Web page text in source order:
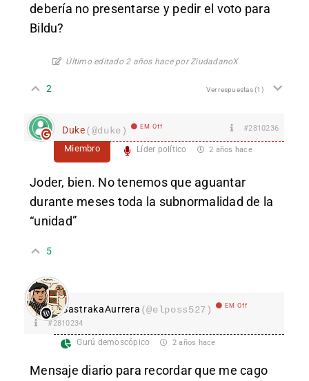
debería no presentarse y pedir el voto para
Bildu?
Último editado 2 años hace por ZiudadanoX
2 Ver respuestas(1)
Duke(@duke) EM Off #2810236
Miembro Líder político 2 años hace
Joder, bien. No tenemos que aguantar
durante meses toda la subnormalidad de la
“unidad”
5
SastrakaAurrera (@elposs527) EM Off
#2810234
Gurú demoscópico 2 años hace
Mensaje diario para recordar que me cago